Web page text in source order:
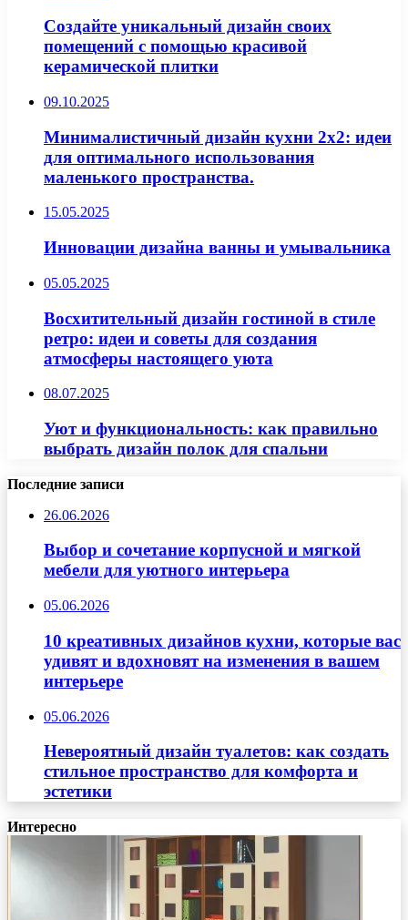
Создайте уникальный дизайн своих
помещений с помощью красивой
керамической плитки
09.10.2025
Минималистичный дизайн кухни 2х2: идеи
для оптимального использования
маленького пространства.
15.05.2025
Инновации дизайна ванны и умывальника
05.05.2025
Восхитительный дизайн гостиной в стиле
ретро: идеи и советы для создания
атмосферы настоящего уюта
08.07.2025
Уют и функциональность: как правильно
выбрать дизайн полок для спальни
Последние записи
26.06.2026
Выбор и сочетание корпусной и мягкой
мебели для уютного интерьера
05.06.2026
10 креативных дизайнов кухни, которые вас
удивят и вдохновят на изменения в вашем
интерьере
05.06.2026
Невероятный дизайн туалетов: как создать
стильное пространство для комфорта и
эстетики
Интересно